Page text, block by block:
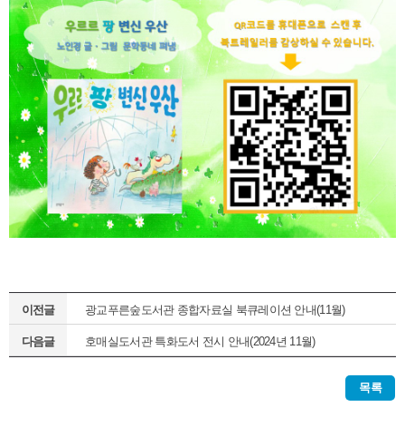
이전글 광교푸른숲도서관 종합자료실 북큐레이션 안내(11월)
다음글 호매실도서관 특화도서 전시 안내(2024년 11월)
목록